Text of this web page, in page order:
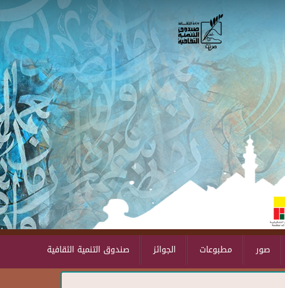
Skip to main content
صندوق التنمية الثقافية الجوائز مطبوعات صور